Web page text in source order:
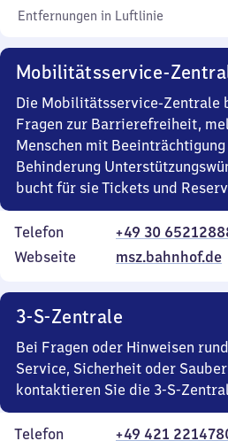
Entfernungen in Luftlinie
Mobilitätsservice-
Die Mobilitätsservice-Zentrale
Fragen zur Barrierefreiheit,
Menschen mit
Behinderung
bucht für sie Tickets und
Telefon
+49 30
Webseite
msz.bahnhof.de
3-S-Zentrale
Bei Fragen oder Hinweisen
Service, Sicherheit oder
kontaktieren Sie die 3-S-
Telefon +49 421